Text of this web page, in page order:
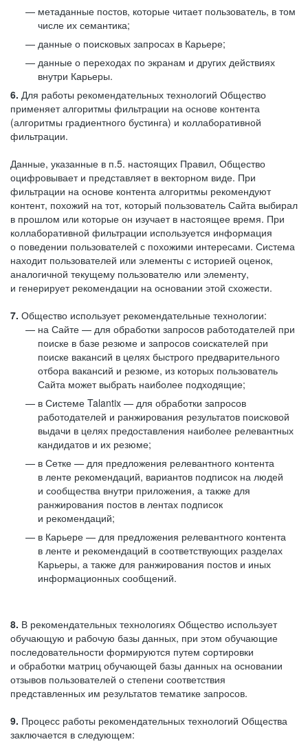
метаданные постов, которые читает пользователь, в том
числе их семантика;
данные о поисковых запросах в Карьере;
данные о переходах по экранам и других действиях
внутри Карьеры.
6. Для работы рекомендательных технологий Общество
применяет алгоритмы фильтрации на основе контента
(алгоритмы градиентного бустинга) и коллаборативной
фильтрации.
Данные, указанные в п.5. настоящих Правил, Общество
оцифровывает и представляет в векторном виде. При
фильтрации на основе контента алгоритмы рекомендуют
контент, похожий на тот, который пользователь Сайта выбирал
в прошлом или которые он изучает в настоящее время. При
коллаборативной фильтрации используется информация
о поведении пользователей с похожими интересами. Система
находит пользователей или элементы с историей оценок,
аналогичной текущему пользователю или элементу,
и генерирует рекомендации на основании этой схожести.
7. Общество использует рекомендательные технологии:
на Сайте — для обработки запросов работодателей при
поиске в базе резюме и запросов соискателей при
поиске вакансий в целях быстрого предварительного
отбора вакансий и резюме, из которых пользователь
Сайта может выбрать наиболее подходящие;
в Системе Talantix — для обработки запросов
работодателей и ранжирования результатов поисковой
выдачи в целях предоставления наиболее релевантных
кандидатов и их резюме;
в Сетке — для предложения релевантного контента
в ленте рекомендаций, вариантов подписок на людей
и сообщества внутри приложения, а также для
ранжирования постов в лентах подписок
и рекомендаций;
в Карьере — для предложения релевантного контента
в ленте и рекомендаций в соответствующих разделах
Карьеры, а также для ранжирования постов и иных
информационных сообщений.
8. В рекомендательных технологиях Общество использует
обучающую и рабочую базы данных, при этом обучающие
последовательности формируются путем сортировки
и обработки матриц обучающей базы данных на основании
отзывов пользователей о степени соответствия
представленных им результатов тематике запросов.
9. Процесс работы рекомендательных технологий Общества
заключается в следующем: